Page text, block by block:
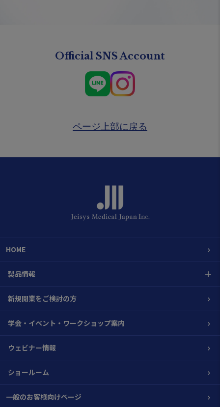
Official SNS Account
ページ上部に戻る
HOME ›
製品情報 ＋
新規開業をご検討の方 ›
学会・イベント・ワークショップ案内 ›
ウェビナー情報 ›
ショールーム ›
一般のお客様向けページ ›